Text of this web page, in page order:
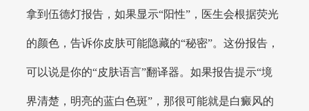
拿到伍德灯报告，如果显示“阳性”，医生会根据荧光
的颜色，告诉你皮肤可能隐藏的“秘密”。这份报告，
可以说是你的“皮肤语言”翻译器。如果报告提示“境
界清楚，明亮的蓝白色斑”，那很可能就是白癜风的